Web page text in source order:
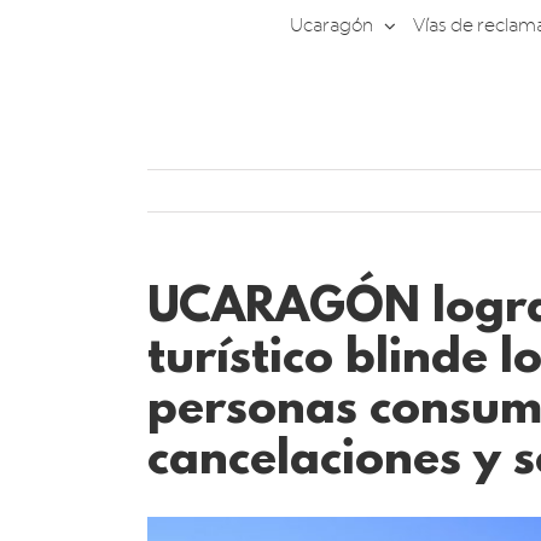
Ucaragón Vías de
UCARAGÓN
turístico blinde
personas
cancelaciones y